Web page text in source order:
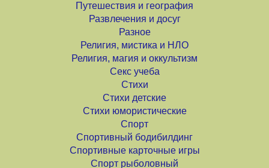
Путешествия и география
Развлечения и досуг
Разное
Религия, мистика и НЛО
Религия, магия и оккультизм
Секс учеба
Стихи
Стихи детские
Стихи юмористические
Спорт
Спортивный бодибилдинг
Спортивные карточные игры
Спорт рыболовный